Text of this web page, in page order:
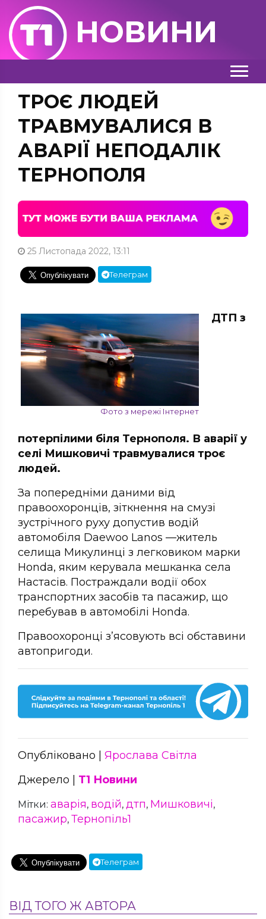
НОВИНИ
ТРОЄ ЛЮДЕЙ
ТРАВМУВАЛИСЯ В
АВАРІЇ НЕПОДАЛІК
ТЕРНОПОЛЯ
25 Листопада 2022, 13:11
Телеграм
Фото з мережі Інтернет
ДТП з
потерпілими біля Тернополя. В аварії у
селі Мишковичі травмувалися троє
людей.
За попередніми даними від
правоохоронців, зіткнення на смузі
зустрічного руху допустив водій
автомобіля Daewoo Lanos —житель
селища Микулинці з легковиком марки
Honda, яким керувала мешканка села
Настасів. Постраждали водії обох
транспортних засобів та пасажир, що
перебував в автомобілі Honda.
Правоохоронці з’ясовують всі обставини
автопригоди.
Опубліковано | Ярослава Світла
Джерело | Т1 Новини
Мітки: аварія, водій, дтп, Мишковичі,
пасажир, Тернопіль1
Телеграм
ВІД ТОГО Ж АВТОРА